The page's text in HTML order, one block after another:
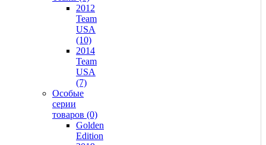
2012
Team
USA
(10)
2014
Team
USA
(7)
Особые
серии
товаров (0)
Golden
Edition